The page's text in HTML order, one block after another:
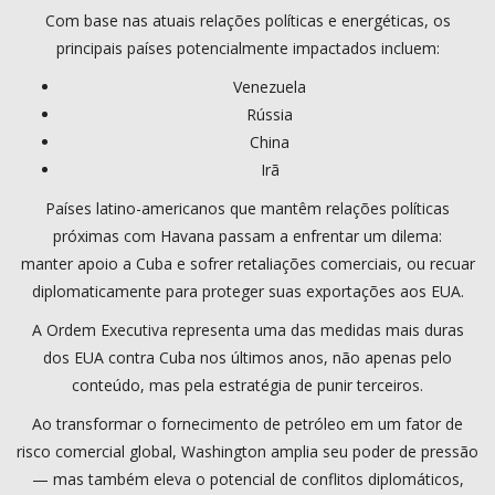
Com base nas atuais relações políticas e energéticas, os
principais países potencialmente impactados incluem:
Venezuela
Rússia
China
Irã
Países latino-americanos que mantêm relações políticas
próximas com Havana passam a enfrentar um dilema:
manter apoio a Cuba e sofrer retaliações comerciais, ou recuar
diplomaticamente para proteger suas exportações aos EUA.
A Ordem Executiva representa uma das medidas mais duras
dos EUA contra Cuba nos últimos anos, não apenas pelo
conteúdo, mas pela estratégia de punir terceiros.
Ao transformar o fornecimento de petróleo em um fator de
risco comercial global, Washington amplia seu poder de pressão
— mas também eleva o potencial de conflitos diplomáticos,